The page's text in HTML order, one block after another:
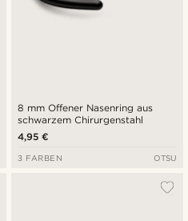
8 mm Offener Nasenring aus
schwarzem Chirurgenstahl
4,95 €
3 FARBEN OTSU